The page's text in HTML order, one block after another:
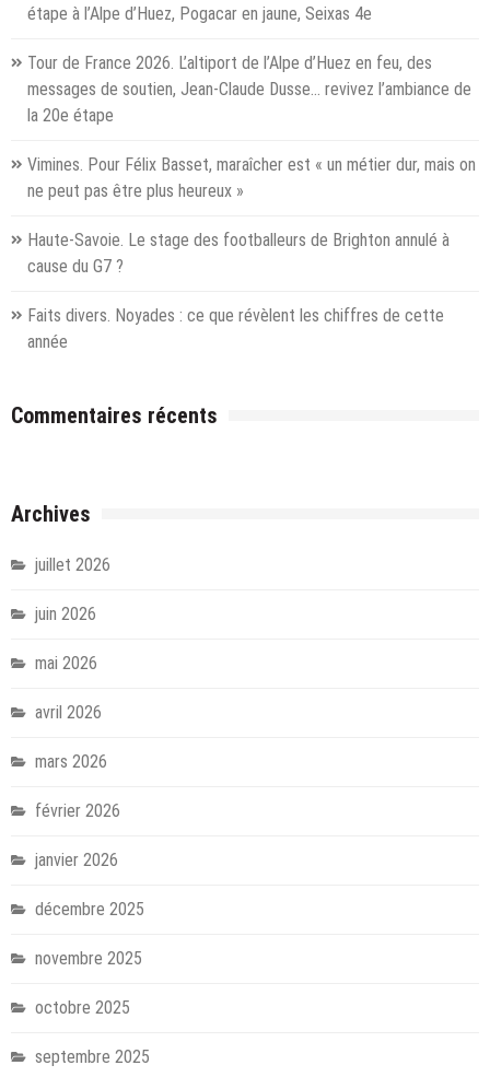
étape à l’Alpe d’Huez, Pogacar en jaune, Seixas 4e
Tour de France 2026. L’altiport de l’Alpe d’Huez en feu, des
messages de soutien, Jean-Claude Dusse… revivez l’ambiance de
la 20e étape
Vimines. Pour Félix Basset, maraîcher est « un métier dur, mais on
ne peut pas être plus heureux »
Haute-Savoie. Le stage des footballeurs de Brighton annulé à
cause du G7 ?
Faits divers. Noyades : ce que révèlent les chiffres de cette
année
Commentaires récents
Archives
juillet 2026
juin 2026
mai 2026
avril 2026
mars 2026
février 2026
janvier 2026
décembre 2025
novembre 2025
octobre 2025
septembre 2025